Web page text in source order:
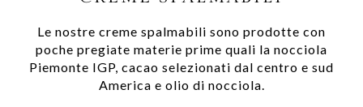
Le nostre creme spalmabili sono prodotte con
poche pregiate materie prime quali la nocciola
Piemonte IGP, cacao selezionati dal centro e sud
America e olio di nocciola.